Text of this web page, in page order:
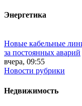
Энергетика
Новые кабельные
за постоянных аварий
вчера, 09:55
Новости рубрики
Недвижимость